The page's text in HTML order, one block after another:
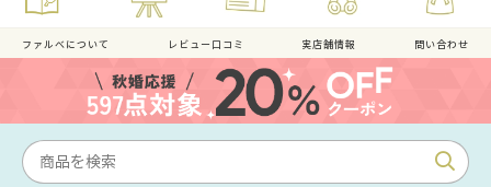
ファルべについて レビュー口コミ 実店舗情報 問い合わせ